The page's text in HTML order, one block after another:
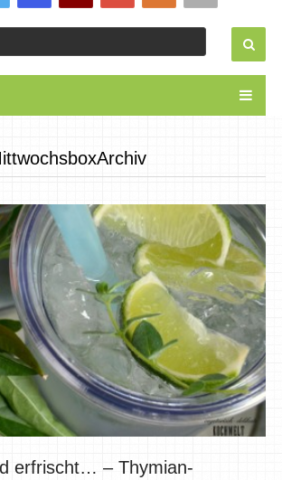
erfrischt… – Thymian-